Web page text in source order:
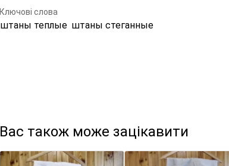
Ключові слова
штаны теплые штаны стеганные
Вас також може зацікавити